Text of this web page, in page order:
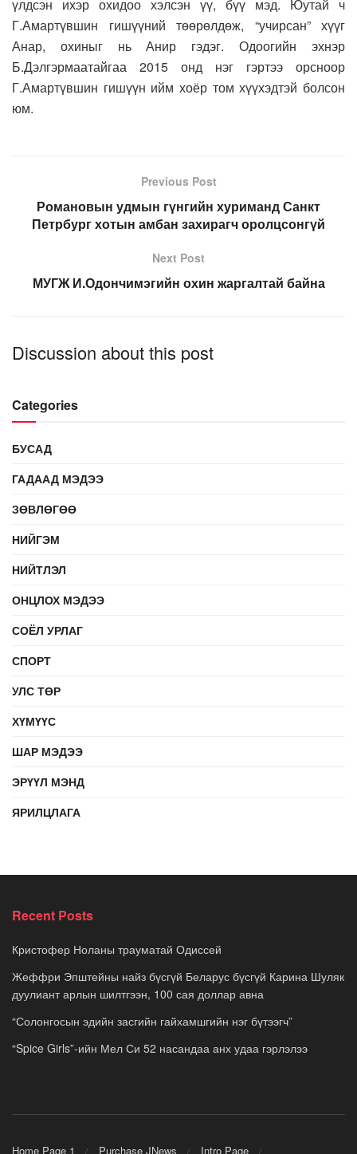
үлдсэн ихэр охидоо хэлсэн үү, бүү мэд. Юутай ч
Г.Амартүвшин гишүүний төөрөлдөж, “учирсан” хүүг
Анар, охиныг нь Анир гэдэг. Одоогийн эхнэр
Б.Дэлгэрмаатайгаа 2015 онд нэг гэртээ орсноор
Г.Амартүвшин гишүүн ийм хоёр том хүүхэдтэй болсон
юм.
Previous Post
Романовын удмын гүнгийн хуриманд Санкт
Петрбург хотын амбан захирагч оролцсонгүй
Next Post
МУГЖ И.Одончимэгийн охин жаргалтай байна
Discussion about this post
Categories
БУСАД
ГАДААД МЭДЭЭ
ЗӨВЛӨГӨӨ
НИЙГЭМ
НИЙТЛЭЛ
ОНЦЛОХ МЭДЭЭ
СОЁЛ УРЛАГ
СПОРТ
УЛС ТӨР
ХҮМҮҮС
ШАР МЭДЭЭ
ЭРҮҮЛ МЭНД
ЯРИЛЦЛАГА
Recent Posts
Кристофер Ноланы трауматай Одиссей
Жеффри Эпштейны найз бүсгүй Беларус бүсгүй Карина Шуляк
дуулиант арлын шилтгээн, 100 сая доллар авна
“Солонгосын эдийн засгийн гайхамшгийн нэг бүтээгч”
“Spice Girls”-ийн Мел Си 52 насандаа анх удаа гэрлэлээ
Home Page 1 Purchase JNews Intro Page